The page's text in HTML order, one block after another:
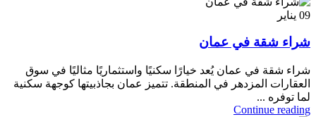
09 يناير
شراء شقة في عمان
شراء شقة في عمان يُعد خيارًا سكنيًا واستثماريًا مثاليًا في سوق
العقارات المزدهر في المنطقة. تتميز عمان بجاذبيتها كوجهة سكنية
لما توفره ...
Continue reading